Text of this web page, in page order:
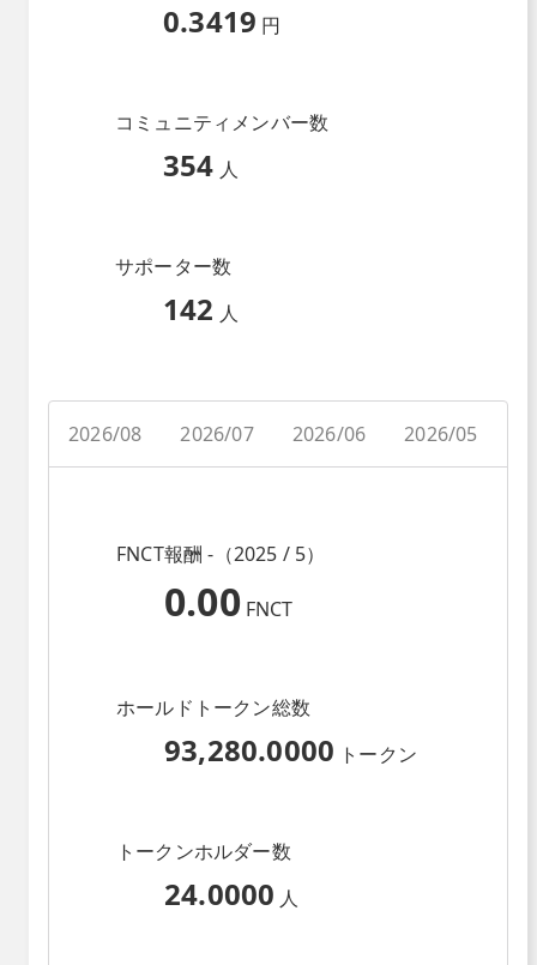
0.3419 円
コミュニティメンバー数
354 人
サポーター数
142 人
2026/08 2026/07 2026/06 2026/05
FNCT報酬 -（2025 / 5）
0.00 FNCT
ホールドトークン総数
93,280.0000 トークン
トークンホルダー数
24.0000 人